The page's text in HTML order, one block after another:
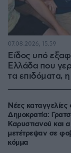
Είδος υπό
Ελλάδα που
τα επιδόματα,
07.08.2026, 15:59
Νέες καταγγελίες
Δημοκρατία:
Καρυστιανού και
μετέτρεψαν σε
κόμμα